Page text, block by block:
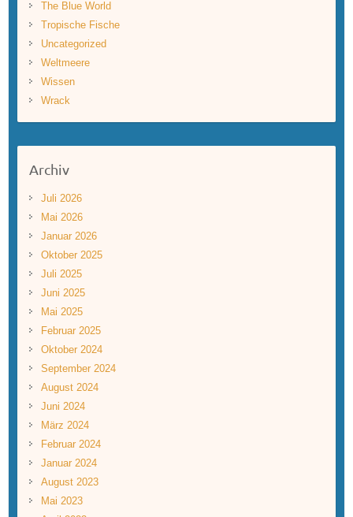
The Blue World
Tropische Fische
Uncategorized
Weltmeere
Wissen
Wrack
Archiv
Juli 2026
Mai 2026
Januar 2026
Oktober 2025
Juli 2025
Juni 2025
Mai 2025
Februar 2025
Oktober 2024
September 2024
August 2024
Juni 2024
März 2024
Februar 2024
Januar 2024
August 2023
Mai 2023